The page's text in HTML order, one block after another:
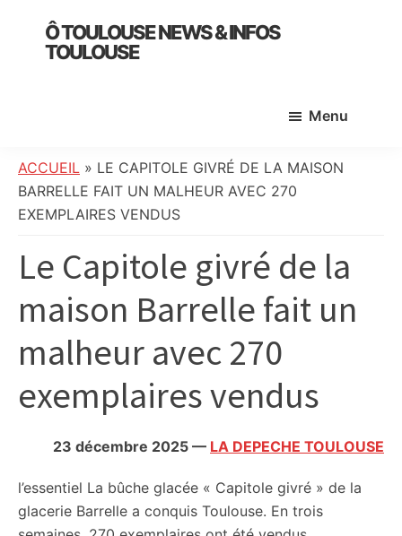
primary
Ô TOULOUSE NEWS & INFOS
TOULOUSE
:
info
locale,
culture,
politique,
météo,
divers
initiatives
Menu
ACCUEIL » LE CAPITOLE GIVRÉ DE LA MAISON
BARRELLE FAIT UN MALHEUR AVEC 270
EXEMPLAIRES VENDUS
Le Capitole givré de la
maison Barrelle fait un
malheur avec 270
exemplaires vendus
23 décembre 2025 — LA DEPECHE TOULOUSE
l’essentiel La bûche glacée « Capitole givré » de la
glacerie Barrelle a conquis Toulouse. En trois